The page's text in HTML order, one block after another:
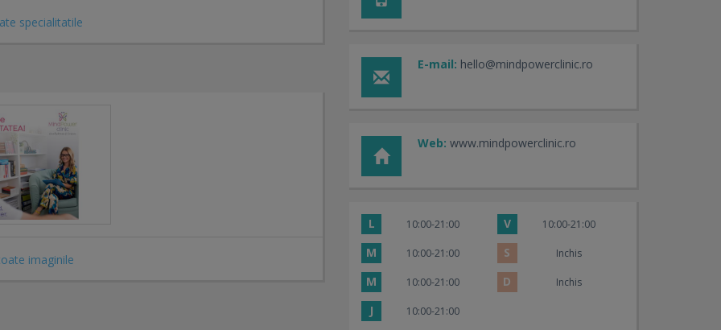
specialitatile
imaginile
E-mail: hello@mindpowerclinic.ro
Web: www.mindpowerclinic.ro
L 10:00-21:00 V 10:00-21:00
M 10:00-21:00 S Inchis
M 10:00-21:00 D Inchis
J 10:00-21:00